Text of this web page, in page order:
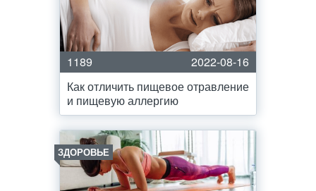
1189
2022-08-16
Как отличить пищевое отравление
и пищевую аллергию
ЗДОРОВЬЕ